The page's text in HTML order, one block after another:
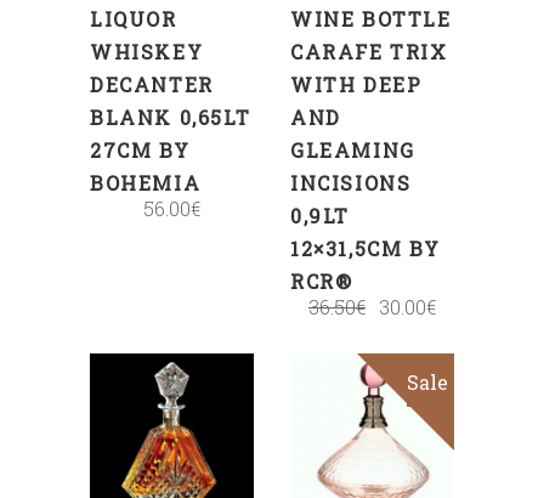
LIQUOR
WHISKEY
DECANTER
BLANK 0,65LT
27CM BY
BOHEMIA
56.00€
WINE BOTTLE
CARAFE TRIX
WITH DEEP
AND
GLEAMING
INCISIONS
0,9LT
12×31,5CM BY
RCR®
36.50€ 30.00€
ADD
TO
CART
Sale
ADD
TO